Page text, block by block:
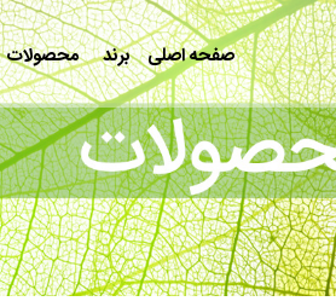
صفحه اصلی برند محصولات